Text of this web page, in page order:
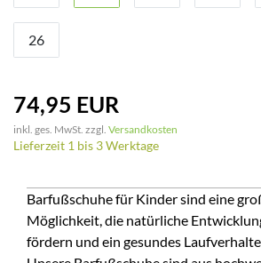
26
74,95 EUR
inkl. ges. MwSt. zzgl. Versandkosten
Lieferzeit 1 bis 3 Werktage
Barfußschuhe für Kinder sind eine
Möglichkeit, die natürliche
fördern und ein gesundes